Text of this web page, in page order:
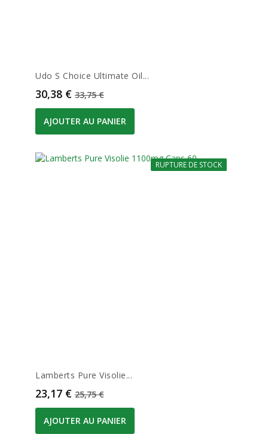
Udo S Choice Ultimate Oil...
Prix
30,38 € Prix de base
33,75 €
AJOUTER AU PANIER
-10%
RUPTURE DE STOCK
Lamberts Pure Visolie...
Prix
23,17 € Prix de base
25,75 €
AJOUTER AU PANIER